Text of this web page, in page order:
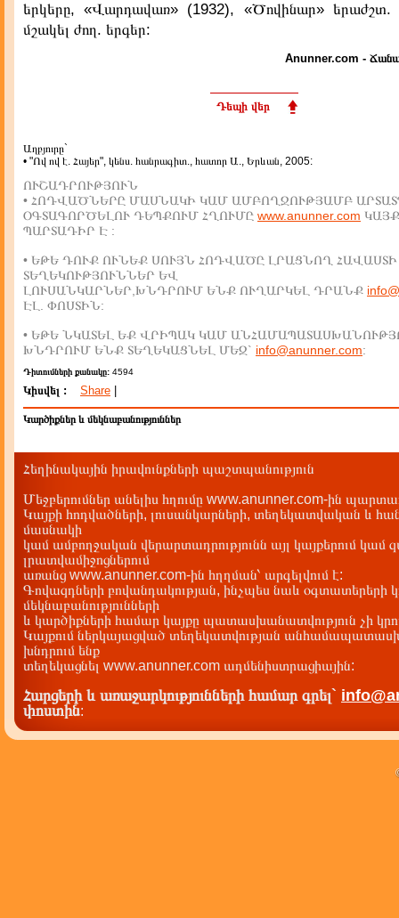
երկերը, «Վարդավառ» (1932), «Ծովինար» երաժշտ.
մշակել ժող. երգեր:
Anunner.com -
Դեպի վեր
Աղբյուրը`
• "Ով ով է. Հայեր", կենս. հանրագիտ., հատոր Ա., Երևան, 2005:
ՈՒՇԱԴՐՈՒԹՅՈՒՆ
• ՀՈԴՎԱԾՆԵՐԸ ՄԱՍՆԱԿԻ ԿԱՄ ԱՄԲՈՂՋՈՒԹՅԱՄԲ
ՕԳՏԱԳՈՐԾԵԼՈՒ ԴԵՊՔՈՒՄ ՀՂՈՒՄԸ www.anunner.com
ՊԱՐՏԱԴԻՐ Է :
• ԵԹԵ ԴՈՒՔ ՈՒՆԵՔ ՍՈՒՅՆ ՀՈԴՎԱԾԸ ԼՐԱՑՆՈՂ ՀԱՎԱՍՏԻ
ՏԵՂԵԿՈՒԹՅՈՒՆՆԵՐ ԵՎ
ԼՈՒՍԱՆԿԱՐՆԵՐ,ԽՆԴՐՈՒՄ ԵՆՔ ՈՒՂԱՐԿԵԼ ԴՐԱՆՔ
ԷԼ. ՓՈՍՏԻՆ:
• ԵԹԵ ՆԿԱՏԵԼ ԵՔ ՎՐԻՊԱԿ ԿԱՄ
ԽՆԴՐՈՒՄ ԵՆՔ ՏԵՂԵԿԱՑՆԵԼ ՄԵԶ` info@anunner.com:
Դիտումների քանակը: 4594
Կիսվել : Share
Կարծիքներ և մեկնաբանություններ
Հեղինակային իրավունքների պաշտպանություն
Մեջբերումներ անելիս հղումը www.anunner.com-ին
Կայքի հոդվածների, լուսանկարների, տեղեկատվական և
մասնակի
կամ ամբողջական վերարտադրությունն այլ կայքերում կամ
լրատվամիջոցներում
առանց www.anunner.com-ին հղղման՝ արգելվում է:
Գովազդների բովանդակության, ինչպես նաև օգտատերերի
մեկնաբանությունների
և կարծիքների համար կայքը պատասխանատվություն չի
Կայքում ներկայացված տեղեկատվության
խնդրում ենք
տեղեկացնել www.anunner.com ադմենիստրացիային:
Հարցերի և առաջարկությունների համար գրել`
փոստին: